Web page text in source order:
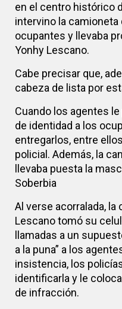
en el centro histórico
intervino la camioneta
ocupantes y llevaba
Yonhy Lescano.
Cabe precisar que,
cabeza de lista por
Cuando los agentes
de identidad a los
entregarlos, entre
policial. Además, la
llevaba puesta la
Soberbia
Al verse acorralada, la
Lescano tomó su
llamadas a un
a la puna” a los
insistencia, los
identificarla y le
de infracción.